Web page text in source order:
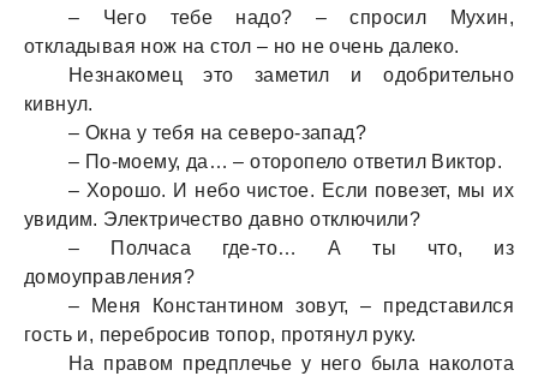
– Чего тебе надо? – спросил Мухин,
откладывая нож на стол – но не очень далеко.
Незнакомец это заметил и одобрительно
кивнул.
– Окна у тебя на северо-запад?
– По-моему, да… – оторопело ответил Виктор.
– Хорошо. И небо чистое. Если повезет, мы их
увидим. Электричество давно отключили?
– Полчаса где-то… А ты что, из
домоуправления?
– Меня Константином зовут, – представился
гость и, перебросив топор, протянул руку.
На правом предплечье у него была наколота